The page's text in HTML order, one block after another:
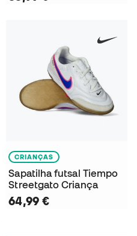
CRIANÇAS
Sapatilha futsal Tiempo
Streetgato Criança
64,99 €